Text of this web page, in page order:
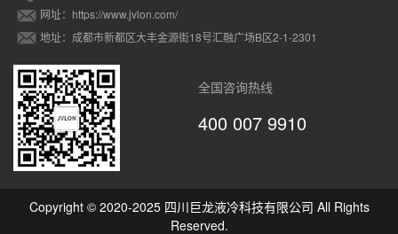
网址：https://www.jvlon.com/
地址：成都市新都区大丰金源街18号汇融广场B区2-1-2301
全国咨询热线
400 007 9910
Copyright © 2020-2025 四川巨龙液冷科技有限公司 All Rights
Reserved.